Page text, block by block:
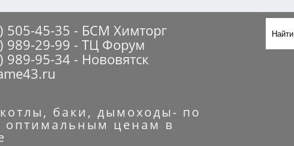
505-45-35 - БСМ Химторг
989-29-99 - ТЦ Форум
989-95-34 - Нововятск
баки, дымоходы- по
оптимальным ценам в